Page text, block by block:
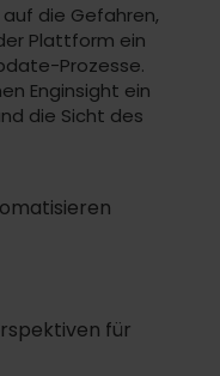
die Gefahren,
Plattform ein
Prozesse.
Enginsight ein
die Sicht des
für